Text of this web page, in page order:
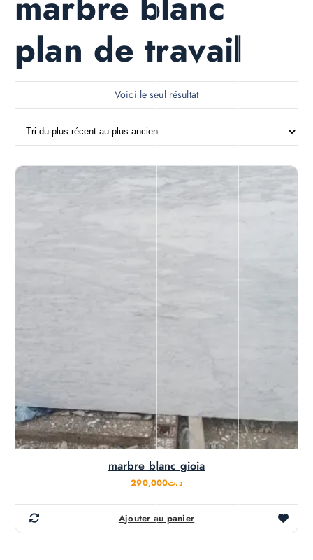
plan de travail
Voici le seul résultat
marbre blanc gioia
د.ت290,000
Ajouter au panier